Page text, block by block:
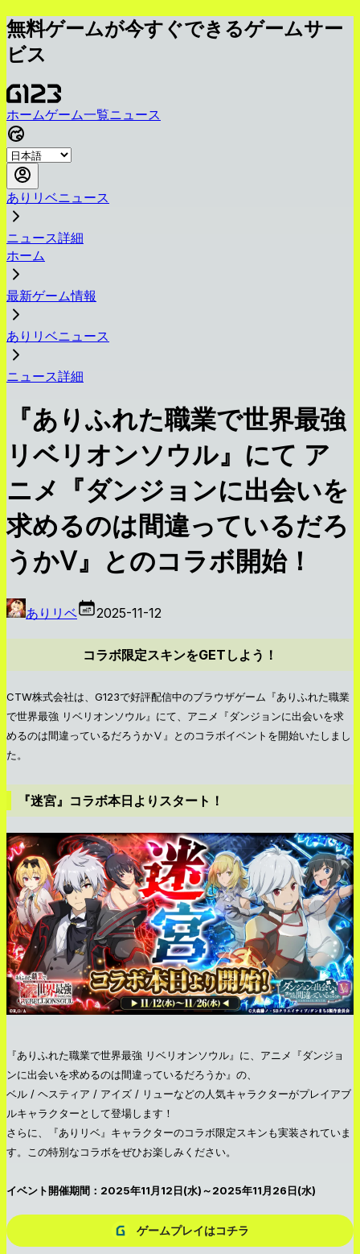
無料ゲームが今すぐできるゲームサー
ビス
ホームゲーム一覧ニュース
ありリベニュース
ニュース詳細
ホーム
最新ゲーム情報
ありリベニュース
ニュース詳細
『ありふれた職業で世界最強
リベリオンソウル』にて ア
ニメ『ダンジョンに出会いを
求めるのは間違っているだろ
うかⅤ』とのコラボ開始！
ありリベ 2025-11-12
コラボ限定スキンをGETしよう！
CTW株式会社は、G123で好評配信中のブラウザゲーム『ありふれた職業
で世界最強 リベリオンソウル』にて、アニメ『ダンジョンに出会いを求
めるのは間違っているだろうかⅤ』とのコラボイベントを開始いたしまし
た。
『迷宮』コラボ本日よりスタート！
『ありふれた職業で世界最強 リベリオンソウル』に、アニメ『ダンジョ
ンに出会いを求めるのは間違っているだろうか』の、
ベル / ヘスティア / アイズ / リューなどの人気キャラクターがプレイアブ
ルキャラクターとして登場します！
さらに、『ありリベ』キャラクターのコラボ限定スキンも実装されていま
す。この特別なコラボをぜひお楽しみください。
イベント開催期間：2025年11月12日(水)～2025年11月26日(水)
ゲームプレイはコチラ